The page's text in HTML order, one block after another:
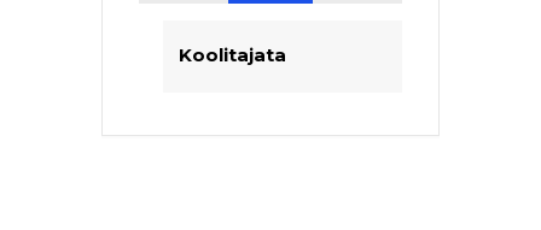
Koolitajata